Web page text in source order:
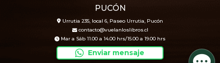
PUCÓN
Urrutia 235, local 6, Paseo Urrutia, Pucón
contacto@vuelanloslibros.cl
Mar a Sáb 11.00 a 14.00 hrs/15.00 a 19.00 hrs
Enviar mensaje